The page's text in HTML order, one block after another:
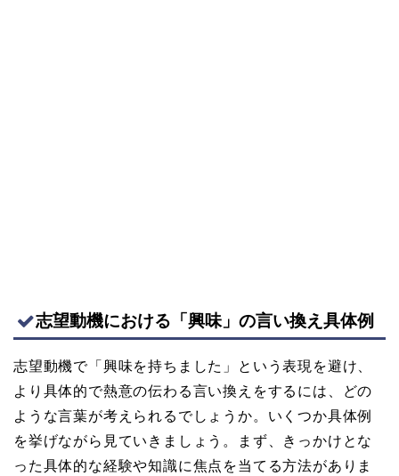
志望動機における「興味」の言い換え具体例
志望動機で「興味を持ちました」という表現を避け、
より具体的で熱意の伝わる言い換えをするには、どの
ような言葉が考えられるでしょうか。いくつか具体例
を挙げながら見ていきましょう。まず、きっかけとな
った具体的な経験や知識に焦点を当てる方法がありま